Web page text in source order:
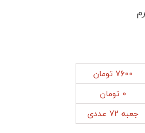
7600 تومان
0 تومان
جعبه 72 عددی